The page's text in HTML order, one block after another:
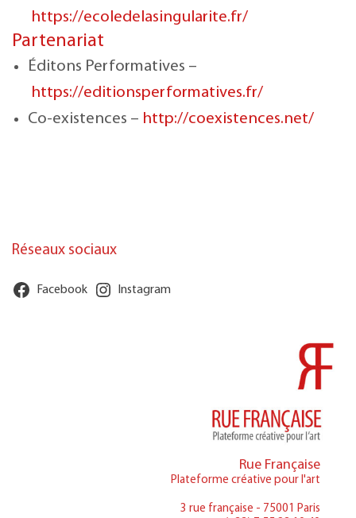
https://ecoledelasingularite.fr/
Partenariat
Éditons Performatives –
https://editionsperformatives.fr/
Co-existences – http://coexistences.net/
Réseaux sociaux
Facebook Instagram
Rue Française
Plateforme créative pour l'art
3 rue française - 75001 Paris